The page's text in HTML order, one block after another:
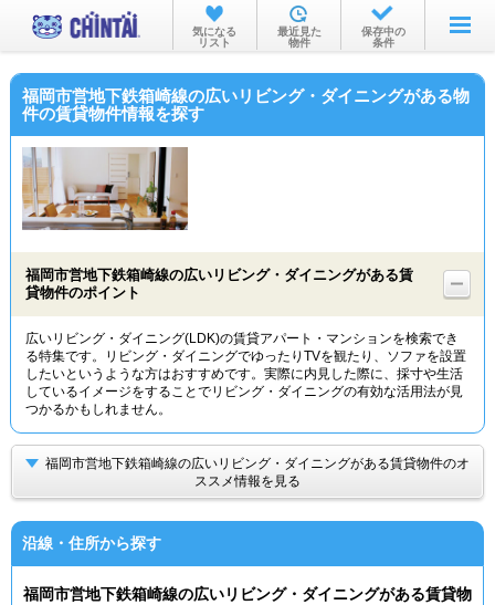
お部屋を探す
沿線・駅から
不動産会社から
気になる
リスト
最近見た
物件
保存中の
条件
福岡市営地下鉄箱崎線の広いリビング・ダイニングがある物
件の賃貸物件情報を探す
福岡市営地下鉄箱崎線の広いリビング・ダイニングがある賃
貸物件のポイント
広いリビング・ダイニング(LDK)の賃貸アパート・マンションを検索でき
る特集です。リビング・ダイニングでゆったりTVを観たり、ソファを設置
したいというような方はおすすめです。実際に内見した際に、採寸や生活
しているイメージをすることでリビング・ダイニングの有効な活用法が見
つかるかもしれません。
福岡市営地下鉄箱崎線の広いリビング・ダイニングがある賃貸物件のオ
ススメ情報を見る
沿線・住所から探す
福岡市営地下鉄箱崎線の広いリビング・ダイニングがある賃貸物